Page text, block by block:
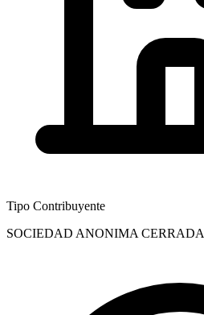
Tipo Contribuyente
SOCIEDAD ANONIMA CERRADA